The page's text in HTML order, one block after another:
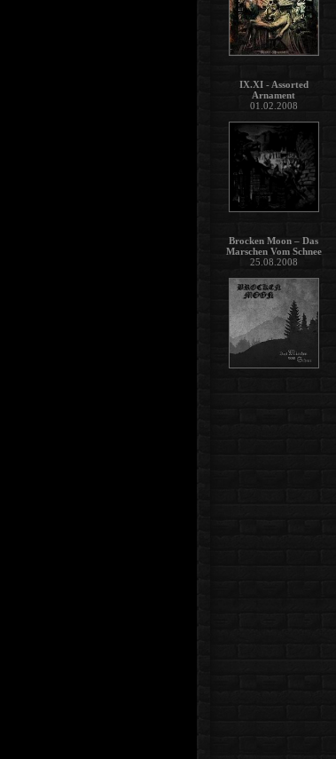
IX.XI - Assorted
Arnament
01.02.2008
Brocken Moon – Das
Marschen Vom Schnee
25.08.2008